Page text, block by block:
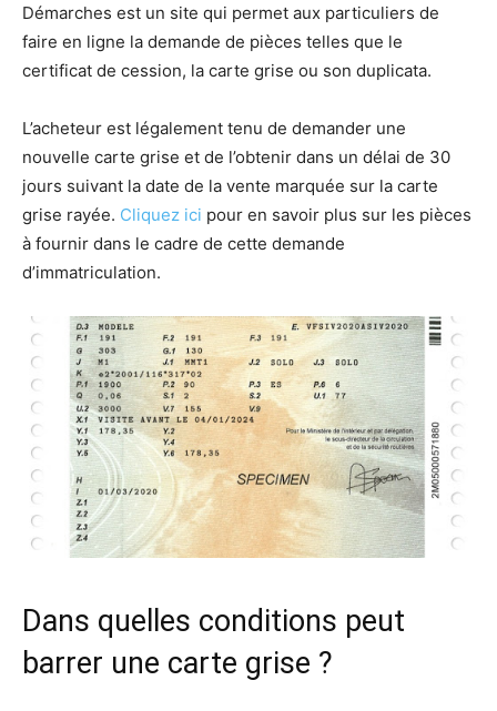
Démarches est un site qui permet aux particuliers de
faire en ligne la demande de pièces telles que le
certificat de cession, la carte grise ou son duplicata.
L’acheteur est légalement tenu de demander une
nouvelle carte grise et de l’obtenir dans un délai de 30
jours suivant la date de la vente marquée sur la carte
grise rayée. Cliquez ici pour en savoir plus sur les pièces
à fournir dans le cadre de cette demande
d’immatriculation.
Dans quelles conditions peut
barrer une carte grise ?